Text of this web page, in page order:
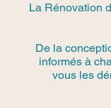
La Rénovation
De la
informés à
vous les